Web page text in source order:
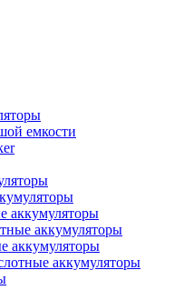
емкости
аккумуляторы
аккумуляторы
аккумуляторы
аккумуляторы